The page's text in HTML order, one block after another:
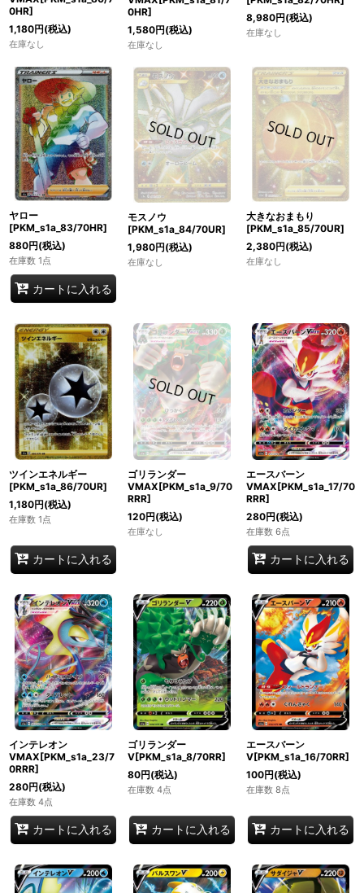
0HR]
1,180円(税込)
在庫なし
0HR]
1,580円(税込)
在庫なし
8,980円(税込)
在庫なし
ヤロー
[PKM_s1a_83/70HR]
880円(税込)
在庫数 1点
カートに入れる
モスノウ
[PKM_s1a_84/70UR]
1,980円(税込)
在庫なし
大きなおまもり
[PKM_s1a_85/70UR]
2,380円(税込)
在庫なし
ツインエネルギー
[PKM_s1a_86/70UR]
1,180円(税込)
在庫数 1点
カートに入れる
ゴリランダー
VMAX[PKM_s1a_9/70
RRR]
120円(税込)
在庫なし
エースバーン
VMAX[PKM_s1a_17/70
RRR]
280円(税込)
在庫数 6点
カートに入れる
インテレオン
VMAX[PKM_s1a_23/7
0RRR]
280円(税込)
在庫数 4点
カートに入れる
ゴリランダー
V[PKM_s1a_8/70RR]
80円(税込)
在庫数 4点
カートに入れる
エースバーン
V[PKM_s1a_16/70RR]
100円(税込)
在庫数 8点
カートに入れる